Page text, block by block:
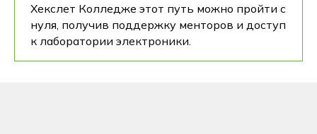
Хекслет Колледже этот путь можно пройти с
нуля, получив поддержку менторов и доступ
к лаборатории электроники.